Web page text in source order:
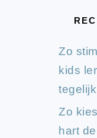
Zo
kids
tegelijk
Zo
hart